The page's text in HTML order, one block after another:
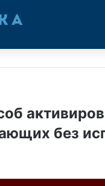
без